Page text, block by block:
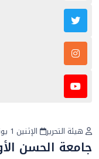
أخبار عامة
هيئة التحرير الإثنين 1 يونيو 2026 - 19:57
جامعة الحسن